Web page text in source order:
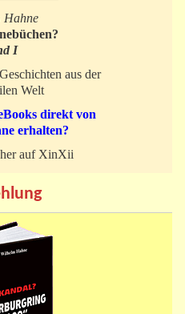
Hahne
I
aus der
Welt
direkt von
erhalten?